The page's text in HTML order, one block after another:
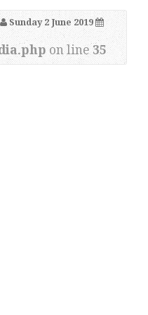
Sunday 2 June 2019
on line35